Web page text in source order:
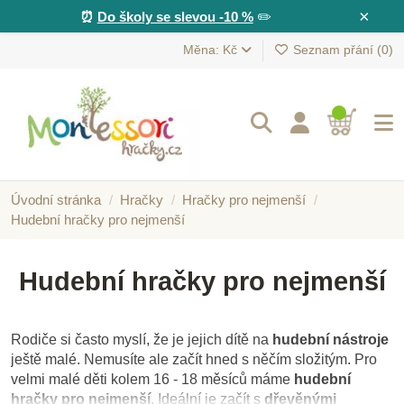
×
⏰ Do školy se slevou -10 %✏️
Měna: Kč Seznam přání (0)
Úvodní stránka Hračky
Hračky pro nejmenší
Hudební hračky pro nejmenší
Hudební hračky pro nejmenší
Rodiče si často myslí, že je jejich dítě na hudební nástroje
ještě malé. Nemusíte ale začít hned s něčím složitým. Pro
velmi malé děti kolem 16 - 18 měsíců máme hudební
hračky pro nejmenší. Ideální je začít s dřevěnými